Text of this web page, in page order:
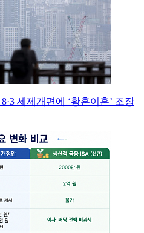
세제개편에 ‘황혼이혼’ 조장